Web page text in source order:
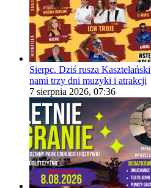
Sierpc. Dziś rusza
nami trzy dni muzyki i atrakcji
7 sierpnia 2026, 07:36